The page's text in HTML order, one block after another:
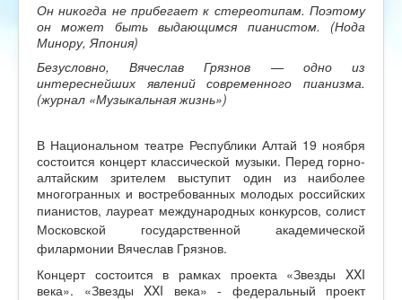
Он никогда не прибегает к стереотипам. Поэтому
он может быть выдающимся пианистом. (Нода
Минору, Япония)
Безусловно, Вячеслав Грязнов — одно из
интереснейших явлений современного пианизма.
(журнал «Музыкальная жизнь»)
В Национальном театре Республики Алтай 19 ноября
состоится концерт классической музыки. Перед горно-
алтайским зрителем выступит один из наиболее
многогранных и востребованных молодых российских
пианистов, лауреат международных конкурсов, солист
Московской государственной академической
филармонии Вячеслав Грязнов.
Концерт состоится в рамках проекта «Звезды XXI
века». «Звезды XXI века» - федеральный проект